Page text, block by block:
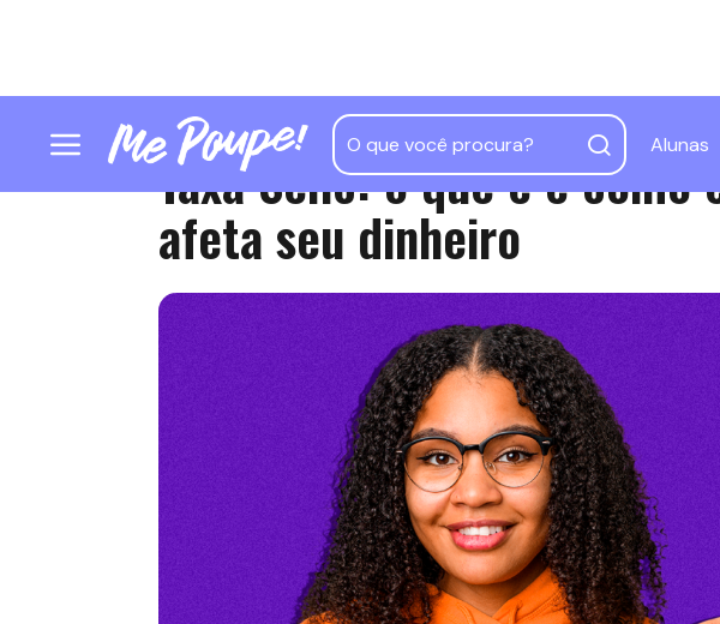
Alunas
Taxa Selic: o que é e como
afeta seu dinheiro